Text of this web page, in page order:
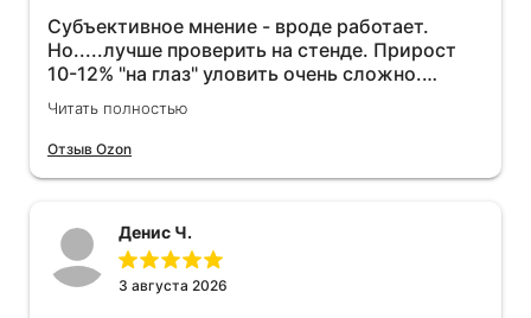
Субъективное мнение - вроде работает.
Но.....лучше проверить на стенде. Прирост
10-12% "на глаз" уловить очень сложно.
Покатаюсь, потом отключу и посмотрю, что
будет 😁.
Читать полностью
Отзыв Ozon
Денис Ч.
3 августа 2026